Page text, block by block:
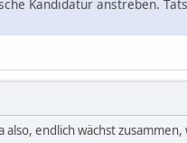
Kandidatur anstreben.
endlich wächst zusammen,